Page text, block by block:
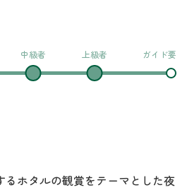
中級者 上級者 ガイド要
るホタルの観賞をテーマとした夜